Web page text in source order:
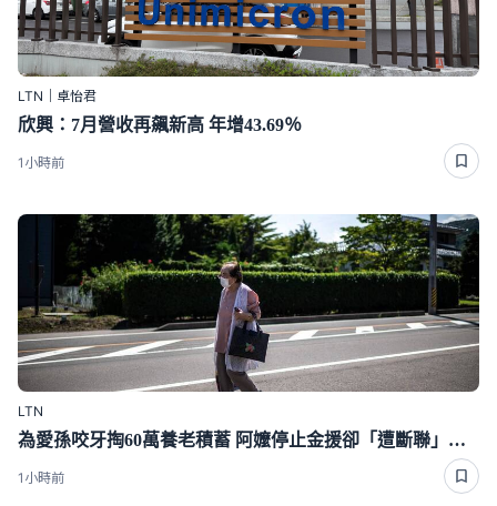
LTN｜卓怡君
欣興：7月營收再飆新高 年增43.69％
1小時前
LTN
為愛孫咬牙掏60萬養老積蓄 阿嬤停止金援卻「遭斷聯」下場好心酸
1小時前